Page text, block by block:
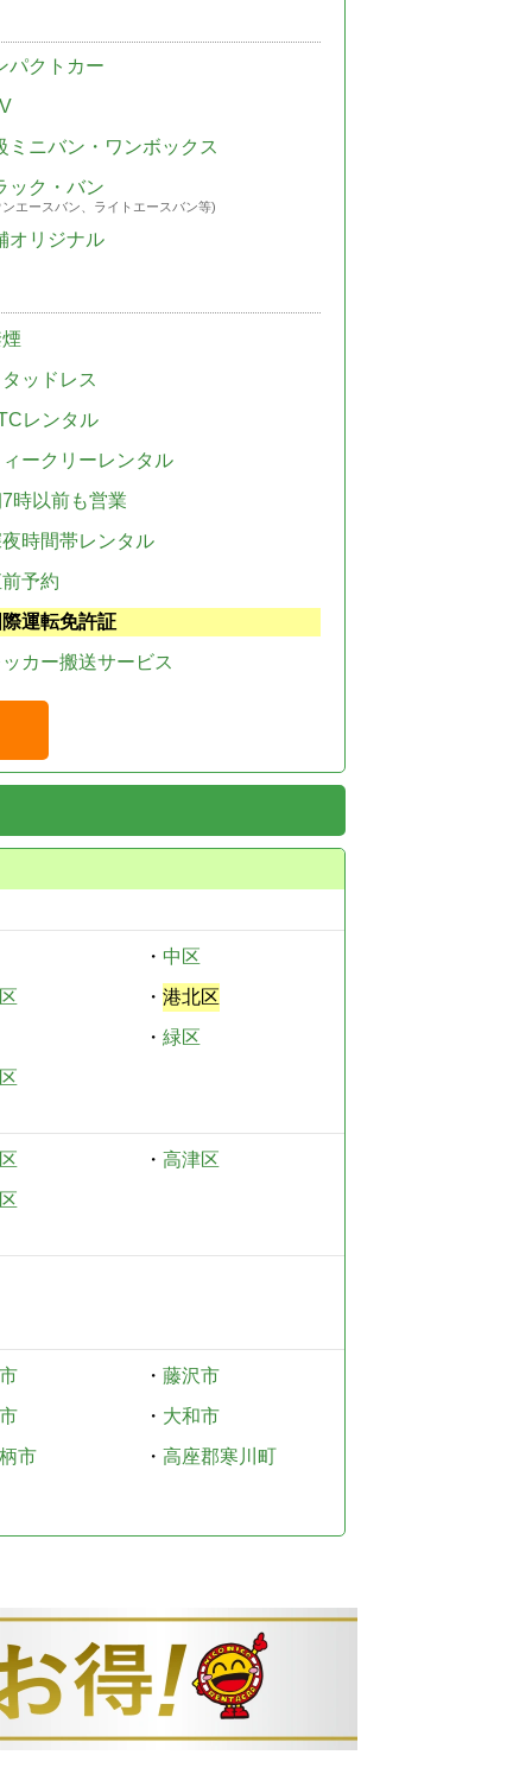
パクトカー
ミニバン・ワンボックス
ック・バン
エースバン、ライトエースバン等)
オリジナル
ッドレス
レンタル
ークリーレンタル
時以前も営業
時間帯レンタル
予約
運転免許証
カー搬送サービス
・ 中区
・ 港北区
・ 緑区
・ 高津区
・ 藤沢市
・ 大和市
市
・ 高座郡寒川町